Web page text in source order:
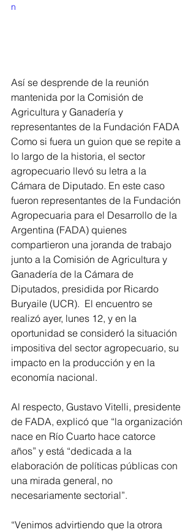
n
Así se desprende de la reunión
mantenida por la Comisión de
Agricultura y Ganadería y
representantes de la Fundación FADA
Como si fuera un guion que se repite a
lo largo de la historia, el sector
agropecuario llevó su letra a la
Cámara de Diputado. En este caso
fueron representantes de la Fundación
Agropecuaria para el Desarrollo de la
Argentina (FADA) quienes
compartieron una joranda de trabajo
junto a la Comisión de Agricultura y
Ganadería de la Cámara de
Diputados, presidida por Ricardo
Buryaile (UCR).  El encuentro se
realizó ayer, lunes 12, y en la
oportunidad se consideró la situación
impositiva del sector agropecuario, su
impacto en la producción y en la
economía nacional.
Al respecto, Gustavo Vitelli, presidente
de FADA, explicó que “la organización
nace en Río Cuarto hace catorce
años” y está “dedicada a la
elaboración de políticas públicas con
una mirada general, no
necesariamente sectorial”.
“Venimos advirtiendo que la otrora